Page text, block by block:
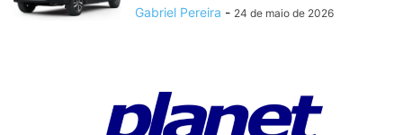
Gabriel Pereira - 24 de maio de 2026